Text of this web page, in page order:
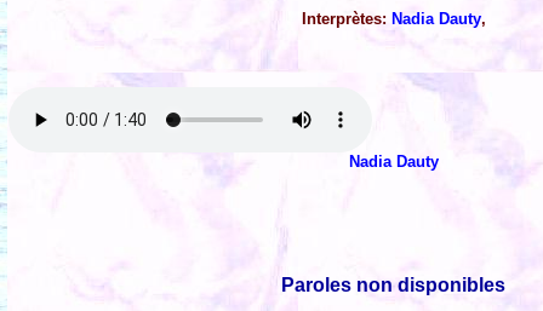
Interprètes: Nadia Dauty,
Nadia Dauty
Paroles non disponibles